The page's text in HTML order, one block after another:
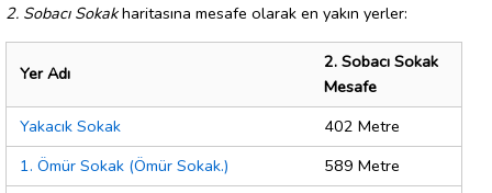
2. Sobacı Sokakharitasına mesafe olarak en yakın yerler:
Yer Adı
2. Sobacı Sokak
Mesafe
Yakacık Sokak
402 Metre
1. Ömür Sokak (Ömür Sokak.)
589 Metre